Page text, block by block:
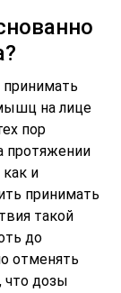
принимать
на лице
пор
протяжении
и
принимать
такой
до
отменять
что дозы